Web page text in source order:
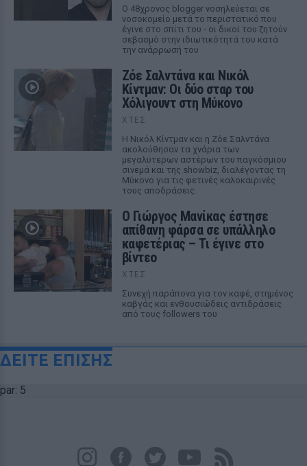
Ο 48χρονος blogger νοσηλεύεται σε
νοσοκομείο μετά το περιστατικό που
έγινε στο σπίτι του - οι δικοί του ζητούν
σεβασμό στην ιδιωτικότητά του κατά
την ανάρρωσή του
Ζόε Σαλντάνα και Νικόλ
Κίντμαν: Οι δύο σταρ του
Χόλιγουντ στη Μύκονο
ΧΤΕΣ
Η Νικόλ Κίντμαν και η Ζόε Σαλντάνα
ακολούθησαν τα χνάρια των
μεγαλύτερων αστέρων του παγκόσμιου
σινεμά και της showbiz, διαλέγοντας τη
Μύκονο για τις φετινές καλοκαιρινές
τους αποδράσεις.
Ο Γιώργος Μανίκας έστησε
απίθανη φάρσα σε υπάλληλο
καφετέριας – Τι έγινε στο
βίντεο
ΧΤΕΣ
Συνεχή παράπονα για τον καφέ, στημένος
καβγάς και ενθουσιώδεις αντιδράσεις
από τους followers του
ΔΕΙΤΕ ΕΠΙΣΗΣ
par: 5